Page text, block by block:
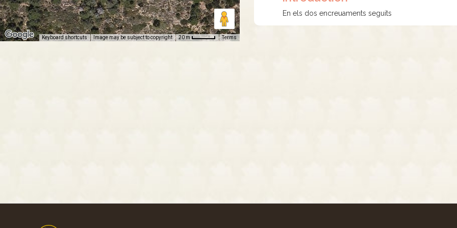
Keyboard shortcuts Image may be subject to copyright 20 m Terms
En els dos encreuaments seguits